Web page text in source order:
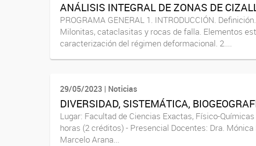
ANÁLISIS INTEGRAL DE ZONAS DE
PROGRAMA GENERAL 1. INTRODUCCIÓN.
Milonitas, cataclasitas y rocas de falla. Elementos
caracterización del régimen deformacional. 2....
29/05/2023 | Noticias
DIVERSIDAD, SISTEMÁTICA,
Lugar: Facultad de Ciencias Exactas, Físico-
horas (2 créditos) - Presencial Docentes: Dra. Mónica
Marcelo Arana...